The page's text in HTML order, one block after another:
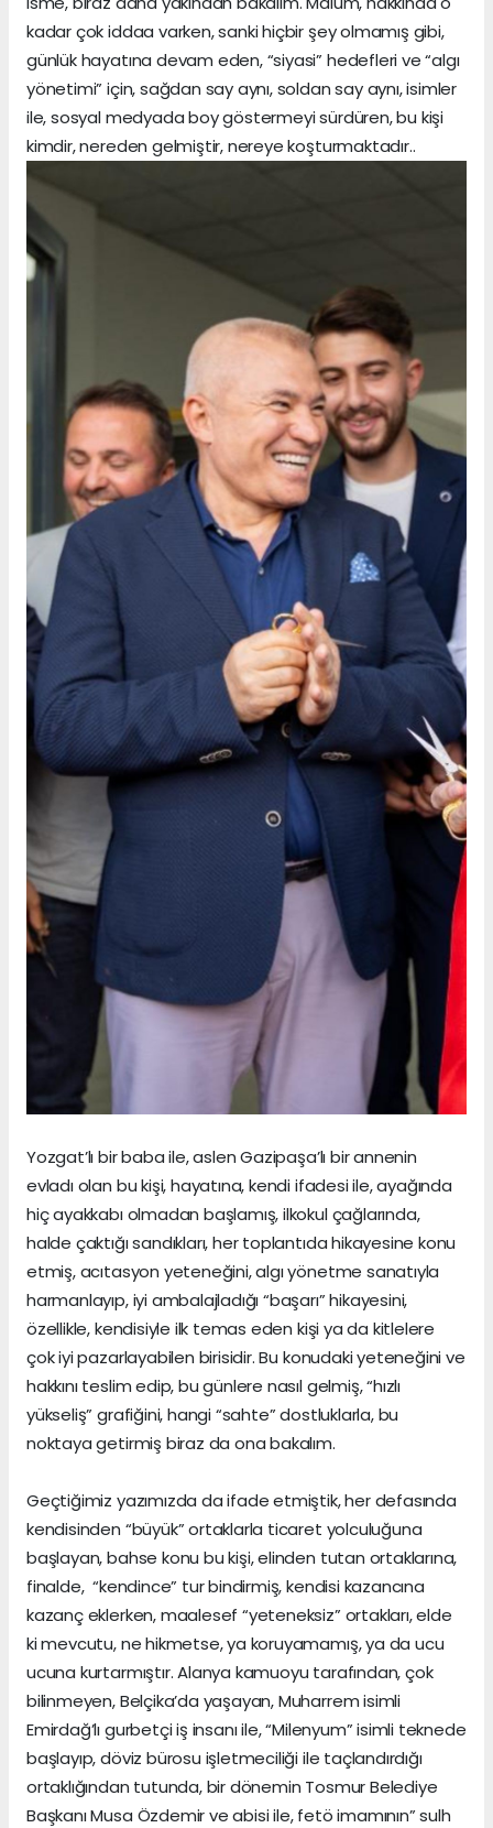
kadar çok iddaa varken, sanki hiçbir şey olmamış gibi,
günlük hayatına devam eden, “siyasi” hedefleri ve “algı
yönetimi” için, sağdan say aynı, soldan say aynı, isimler
ile, sosyal medyada boy göstermeyi sürdüren, bu kişi
kimdir, nereden gelmiştir, nereye koşturmaktadır..
Yozgat’lı bir baba ile, aslen Gazipaşa’lı bir annenin
evladı olan bu kişi, hayatına, kendi ifadesi ile, ayağında
hiç ayakkabı olmadan başlamış, ilkokul çağlarında,
halde çaktığı sandıkları, her toplantıda hikayesine konu
etmiş, acıtasyon yeteneğini, algı yönetme sanatıyla
harmanlayıp, iyi ambalajladığı “başarı” hikayesini,
özellikle, kendisiyle ilk temas eden kişi ya da kitlelere
çok iyi pazarlayabilen birisidir. Bu konudaki yeteneğini ve
hakkını teslim edip, bu günlere nasıl gelmiş, “hızlı
yükseliş” grafiğini, hangi “sahte” dostluklarla, bu
noktaya getirmiş biraz da ona bakalım.
Geçtiğimiz yazımızda da ifade etmiştik, her defasında
kendisinden “büyük” ortaklarla ticaret yolculuğuna
başlayan, bahse konu bu kişi, elinden tutan ortaklarına,
finalde, “kendince” tur bindirmiş, kendisi kazancına
kazanç eklerken, maalesef “yeteneksiz” ortakları, elde
ki mevcutu, ne hikmetse, ya koruyamamış, ya da ucu
ucuna kurtarmıştır. Alanya kamuoyu tarafından, çok
bilinmeyen, Belçika’da yaşayan, Muharrem isimli
Emirdağ’lı gurbetçi iş insanı ile, “Milenyum” isimli teknede
başlayıp, döviz bürosu işletmeciliği ile taçlandırdığı
ortaklığından tutunda, bir dönemin Tosmur Belediye
Başkanı Musa Özdemir ve abisi ile, fetö imamının” sulh